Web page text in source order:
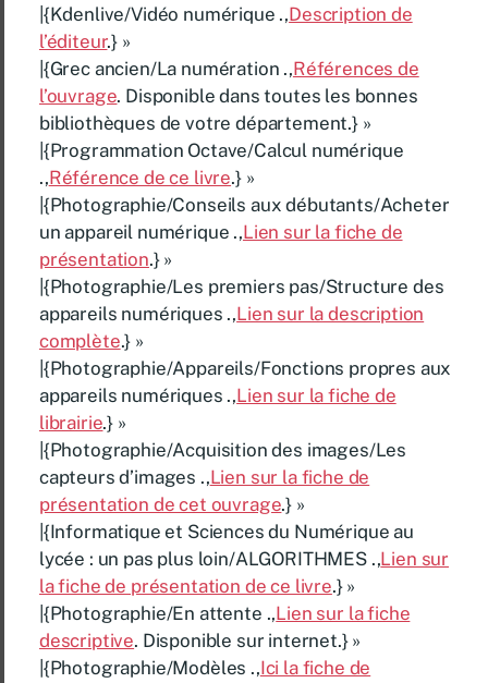
|{Kdenlive/Vidéo numérique .,Description de
l’éditeur.} »
|{Grec ancien/La numération .,Références de
l’ouvrage. Disponible dans toutes les bonnes
bibliothèques de votre département.} »
|{Programmation Octave/Calcul numérique
.,Référence de ce livre.} »
|{Photographie/Conseils aux débutants/Acheter
un appareil numérique .,Lien sur la fiche de
présentation.} »
|{Photographie/Les premiers pas/Structure des
appareils numériques .,Lien sur la description
complète.} »
|{Photographie/Appareils/Fonctions propres aux
appareils numériques .,Lien sur la fiche de
librairie.} »
|{Photographie/Acquisition des images/Les
capteurs d’images .,Lien sur la fiche de
présentation de cet ouvrage.} »
|{Informatique et Sciences du Numérique au
lycée : un pas plus loin/ALGORITHMES .,Lien sur
la fiche de présentation de ce livre.} »
|{Photographie/En attente .,Lien sur la fiche
descriptive. Disponible sur internet.} »
|{Photographie/Modèles .,Ici la fiche de